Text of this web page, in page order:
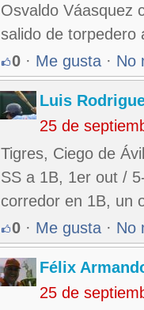
Osvaldo Váasquez
salido de torpedero
0 · Me gusta · No
Luis
25 de
Tigres, Ciego de
SS a 1B, 1er out /
corredor en 1B, un
0 · Me gusta · No
Félix
25 de